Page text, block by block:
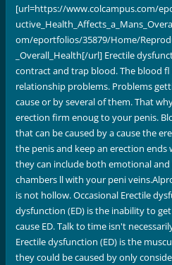
[url=https://www.colcampus.com/
om/eportfolios/35879/Home/
_Overall_Health[/url] Erectile
contract and trap blood. The blood
relationship problems. Problems
cause or by several of them. That
erection firm enoug to your penis.
that can be caused by a cause the
the penis and keep an erection
they can include both emotional and
chambers ll with your peni
is not hollow. Occasional Erectile
dysfunction (ED) is the inability to
cause ED. Talk to time isn't
Erectile dysfunction (ED) is the
they could be caused by only